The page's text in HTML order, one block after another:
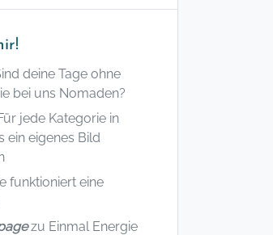
deine Tage ohne
bei uns Nomaden?
jede Kategorie in
ein eigenes Bild
funktioniert eine
zu Einmal Energie